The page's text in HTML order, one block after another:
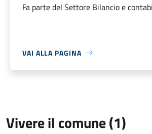
Fa parte del Settore Bilancio e
VAI ALLA PAGINA
Vivere il comune (1)